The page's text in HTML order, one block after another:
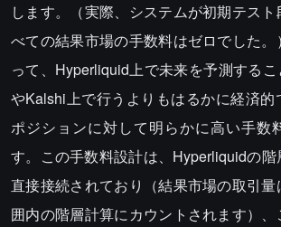
します。（実際、システムが初期テス
べての結果市場の手数料はゼロでした。
って、Hyperliquid上で未来を予測する
やKalshi上で行うよりもはるかに経済的
ポジションに対して明らかに高い手数
す。この手数料設計は、Hyperliquidの
直接接続されており（結果市場の取引
囲内の階層計算にカウントされます）